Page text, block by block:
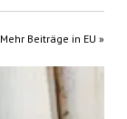
Mehr Beiträge in EU »